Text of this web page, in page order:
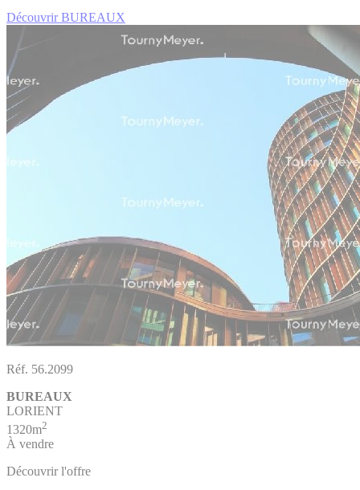
Découvrir BUREAUX
Réf. 56.2099
BUREAUX
LORIENT
1320m2
À vendre
Découvrir l'offre